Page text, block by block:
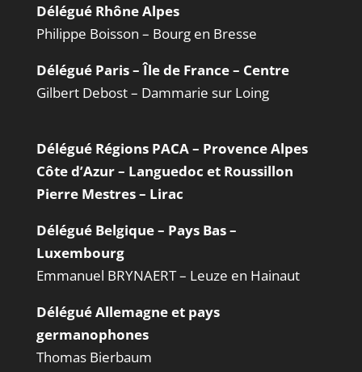
Délégué Rhône Alpes
Philippe Boisson – Bourg en Bresse
Délégué Paris – Île de France – Centre
Gilbert Debost – Dammarie sur Loing
Délégué Régions PACA – Provence Alpes
Côte d’Azur – Languedoc et Roussillon
Pierre Mestres – Lirac
Délégué Belgique – Pays Bas –
Luxembourg
Emmanuel BRYNAERT – Leuze en Hainaut
Délégué Allemagne et pays
germanophones
Thomas Bierbaum